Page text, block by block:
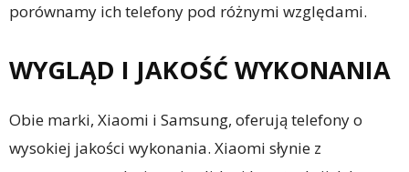
porównamy ich telefony pod różnymi względami.
WYGLĄD I JAKOŚĆ WYKONANIA
Obie marki, Xiaomi i Samsung, oferują telefony o
wysokiej jakości wykonania. Xiaomi słynie z